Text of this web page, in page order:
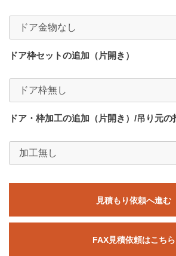
ドア枠セットの追加（片開き）
ドア・枠加工の追加（片開き）/吊り元の
見積もり依頼へ進む
お買い物を続ける
FAX見積依頼はこちら